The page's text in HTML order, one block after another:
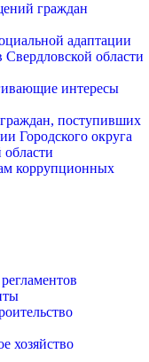
граждан
адаптации
Свердловской области
интересы
поступивших
Городского округа
коррупционных
хозяйство